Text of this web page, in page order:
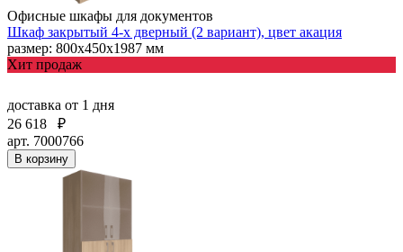
Офисные шкафы для документов
Шкаф закрытый 4-х дверный (2 вариант), цвет акация
размер: 800х450х1987 мм
Хит продаж
доставка от 1 дня
26 618
₽
арт. 7000766
В корзину